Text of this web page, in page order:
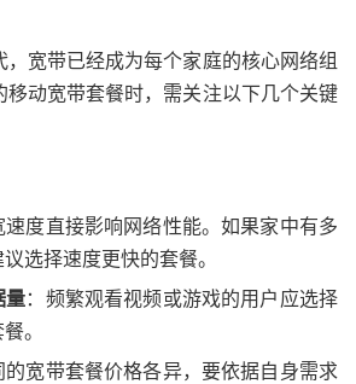
宽带已经成为每个家庭的核心网络组
移动宽带套餐时，需关注以下几个关键
速度直接影响网络性能。如果家中有多
选择速度更快的套餐。
量：频繁观看视频或游戏的用户应选择
。
的宽带套餐价格各异，要依据自身需求